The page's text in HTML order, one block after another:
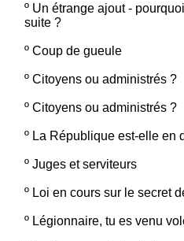
º Un étrange ajout -
suite ?
º Coup de gueule
º Citoyens ou administrés ?
º Citoyens ou administrés ?
º La République est-elle en
º Juges et serviteurs
º Loi en cours sur le secret
º Légionnaire, tu es venu